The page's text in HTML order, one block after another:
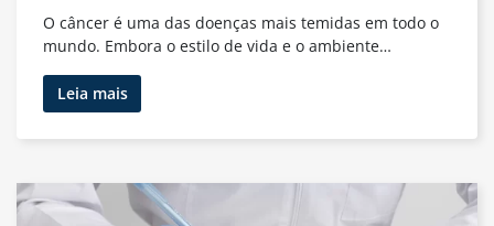
O câncer é uma das doenças mais temidas em todo o
mundo. Embora o estilo de vida e o ambiente…
Leia maisPredisposições
Genéticas
ao
Como
Identificá-